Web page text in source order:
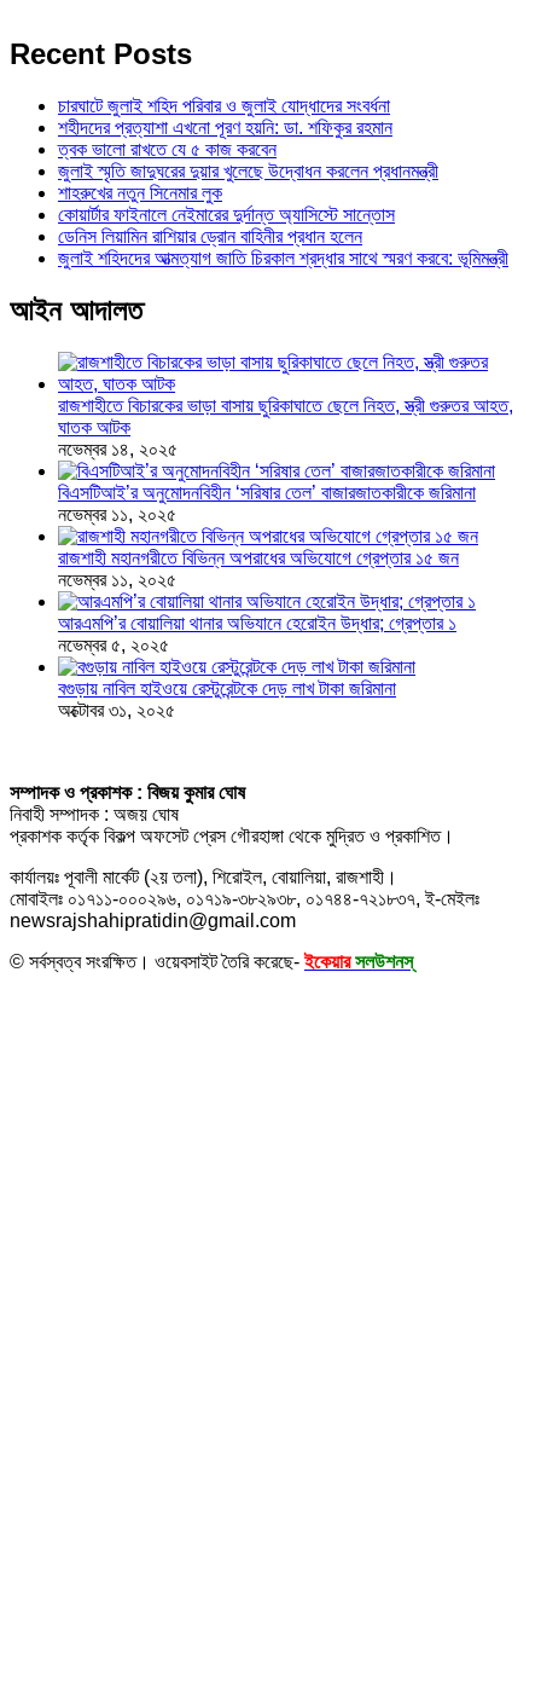
Recent Posts
চারঘাটে জুলাই শহিদ পরিবার ও জুলাই যোদ্ধাদের সংবর্ধনা
শহীদদের প্রত্যাশা এখনো পূরণ হয়নি: ডা. শফিকুর রহমান
ত্বক ভালো রাখতে যে ৫ কাজ করবেন
জুলাই স্মৃতি জাদুঘরের দুয়ার খুলেছে উদ্বোধন করলেন প্রধানমন্ত্রী
শাহরুখের নতুন সিনেমার লুক
কোয়ার্টার ফাইনালে নেইমারের দুর্দান্ত অ্যাসিস্টে সান্তোস
ডেনিস লিয়ামিন রাশিয়ার ড্রোন বাহিনীর প্রধান হলেন
জুলাই শহিদদের আত্মত্যাগ জাতি চিরকাল শ্রদ্ধার সাথে স্মরণ করবে: ভূমিমন্ত্রী
আইন আদালত
রাজশাহীতে বিচারকের ভাড়া বাসায় ছুরিকাঘাতে ছেলে নিহত, স্ত্রী গুরুতর আহত,
ঘাতক আটক
নভেম্বর ১৪, ২০২৫
বিএসটিআই’র অনুমোদনবিহীন ‘সরিষার তেল’ বাজারজাতকারীকে জরিমানা
নভেম্বর ১১, ২০২৫
রাজশাহী মহানগরীতে বিভিন্ন অপরাধের অভিযোগে গ্রেপ্তার ১৫ জন
নভেম্বর ১১, ২০২৫
আরএমপি’র বোয়ালিয়া থানার অভিযানে হেরোইন উদ্ধার; গ্রেপ্তার ১
নভেম্বর ৫, ২০২৫
বগুড়ায় নাবিল হাইওয়ে রেস্টুরেন্টকে দেড় লাখ টাকা জরিমানা
অক্টোবর ৩১, ২০২৫
সম্পাদক ও প্রকাশক : বিজয় কুমার ঘোষ
নিবাহী সম্পাদক : অজয় ঘোষ
প্রকাশক কর্তৃক বিকল্প অফসেট প্রেস গৌরহাঙ্গা থেকে মুদ্রিত ও প্রকাশিত।
কার্যালয়ঃ পূবালী মার্কেট (২য় তলা), শিরোইল, বোয়ালিয়া, রাজশাহী।
মোবাইলঃ ০১৭১১-০০০২৯৬, ০১৭১৯-৩৮২৯৩৮, ০১৭৪৪-৭২১৮৩৭, ই-মেইলঃ
newsrajshahipratidin@gmail.com
© সর্বস্বত্ব সংরক্ষিত। ওয়েবসাইট তৈরি করেছে-ইকেয়ার সলউশনস্